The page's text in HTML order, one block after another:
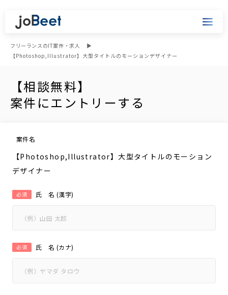
フリーランスのIT案件・求人
【Photoshop,Illustrator】大型タイトルのモーションデザイナー
【相談無料】
案件にエントリーする
案件名
【Photoshop,Illustrator】大型タイトルのモーション
デザイナー
氏 名 (漢字)
必須
氏 名 (カナ)
必須